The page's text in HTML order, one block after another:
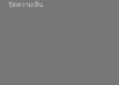
2568
แล้ว
ปิดความเห็น